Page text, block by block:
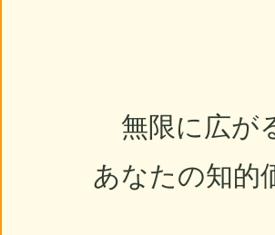
無限に広が
あなたの知的